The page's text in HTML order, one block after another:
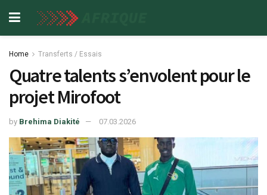
Home Transferts / Essais
Quatre talents s’envolent pour le
projet Mirofoot
by Brehima Diakité 07.03.2026